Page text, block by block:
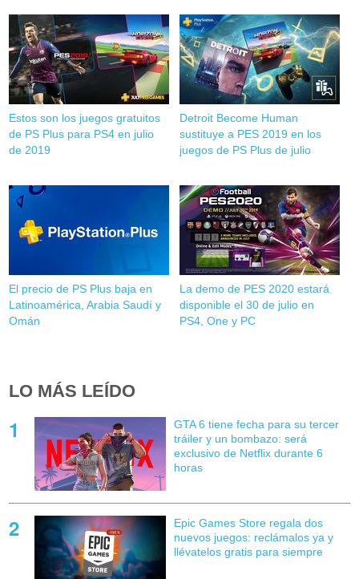
Estos son los juegos gratuitos
de PS Plus para PS4 en julio
de 2019
Detroit Become Human
sustituye a PES 2019 en los
juegos de PS Plus de julio
El precio de PS Plus baja en
Latinoamérica, Arabia Saudí y
Omán
La demo de PES 2020 estará
disponible el 30 de julio en
PS4, One y PC
LO MÁS LEÍDO
GTA 6 tiene fecha para su tercer
tráiler y un bombazo: será
exclusivo de Netflix durante 6
horas
Epic Games Store regala dos
nuevos juegos: reclámalos ya y
llévatelos gratis para siempre